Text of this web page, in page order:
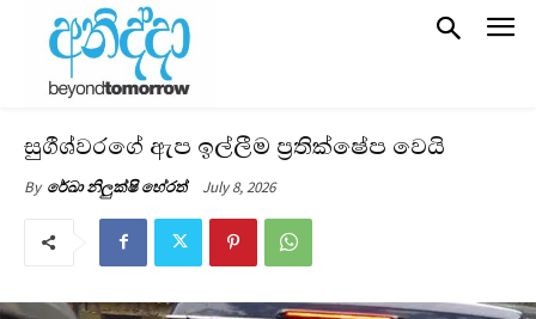
සුගීශ්වරගේ ඇප ඉල්ලීම ප්‍රතික්ෂේප වෙයි
By රේඛා නිලුක්ෂි හේරත් July 8, 2026